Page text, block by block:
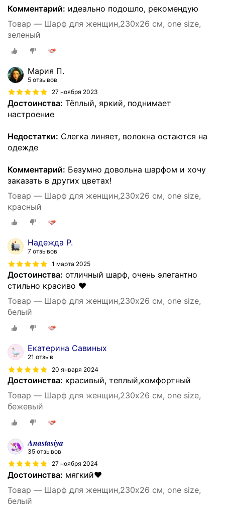
Комментарий: идеально подошло, рекомендую
Товар — Шарф для женщин,230х26 см, one size,
зеленый
Мария П.
5 отзывов
27 ноября 2023
Достоинства: Тёплый, яркий, поднимает
настроение
Недостатки: Слегка линяет, волокна остаются на
одежде
Комментарий: Безумно довольна шарфом и хочу
заказать в других цветах!
Товар — Шарф для женщин,230х26 см, one size,
красный
Надежда Р.
7 отзывов
1 марта 2025
Достоинства: отличный шарф, очень элегантно
стильно красиво ❤️
Товар — Шарф для женщин,230х26 см, one size,
белый
Екатерина Савиных
21 отзыв
20 января 2024
Достоинства: красивый, теплый,комфортный
Товар — Шарф для женщин,230х26 см, one size,
бежевый
𝑨𝒏𝒂𝒔𝒕𝒂𝒔𝒊𝒚𝒂
35 отзывов
27 ноября 2024
Достоинства: мягкий❤️
Товар — Шарф для женщин,230х26 см, one size,
белый